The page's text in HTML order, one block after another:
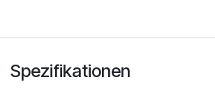
Spezifikationen